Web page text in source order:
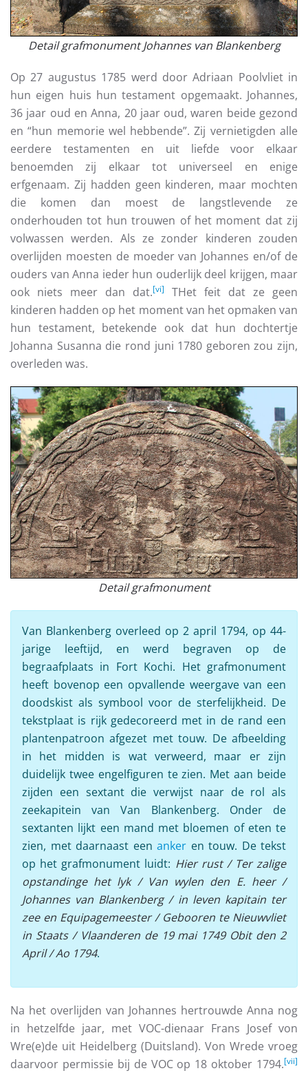
Detail grafmonument Johannes van Blankenberg
Op 27 augustus 1785 werd door Adriaan Poolvliet in
hun eigen huis hun testament opgemaakt. Johannes,
36 jaar oud en Anna, 20 jaar oud, waren beide gezond
en “hun memorie wel hebbende”. Zij vernietigden alle
eerdere testamenten en uit liefde voor elkaar
benoemden zij elkaar tot universeel en enige
erfgenaam. Zij hadden geen kinderen, maar mochten
die komen dan moest de langstlevende ze
onderhouden tot hun trouwen of het moment dat zij
volwassen werden. Als ze zonder kinderen zouden
overlijden moesten de moeder van Johannes en/of de
ouders van Anna ieder hun ouderlijk deel krijgen, maar
ook niets meer dan dat.[vi]
THet feit dat ze geen
kinderen hadden op het moment van het opmaken van
hun testament, betekende ook dat hun dochtertje
Johanna Susanna die rond juni 1780 geboren zou zijn,
overleden was.
Detail grafmonument
Van Blankenberg overleed op 2 april 1794, op 44-
jarige leeftijd, en werd begraven op de
begraafplaats in Fort Kochi. Het grafmonument
heeft bovenop een opvallende weergave van een
doodskist als symbool voor de sterfelijkheid. De
tekstplaat is rijk gedecoreerd met in de rand een
plantenpatroon afgezet met touw. De afbeelding
in het midden is wat verweerd, maar er zijn
duidelijk twee engelfiguren te zien. Met aan beide
zijden een sextant die verwijst naar de rol als
zeekapitein van Van Blankenberg. Onder de
sextanten lijkt een mand met bloemen of eten te
zien, met daarnaast een anker en touw. De tekst
op het grafmonument luidt: Hier rust / Ter zalige
opstandinge het lyk / Van wylen den E. heer /
Johannes van Blankenberg / in leven kapitain ter
zee en Equipagemeester / Gebooren te Nieuwvliet
in Staats / Vlaanderen de 19 mai 1749 Obit den 2
April / Ao 1794.
Na het overlijden van Johannes hertrouwde Anna nog
in hetzelfde jaar, met VOC-dienaar Frans Josef von
Wre(e)de uit Heidelberg (Duitsland). Von Wrede vroeg
daarvoor permissie bij de VOC op 18 oktober 1794.[vii]